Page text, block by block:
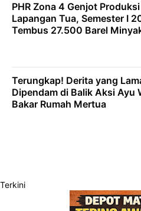
PHR Zona 4 Genjot
Lapangan Tua, Semester I
Tembus 27.500 Barel
Terungkap! Derita yang
Dipendam di Balik Aksi Ayu
Bakar Rumah Mertua
Terkini